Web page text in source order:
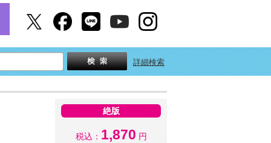
詳細検索
絶版
税込： 1,870 円